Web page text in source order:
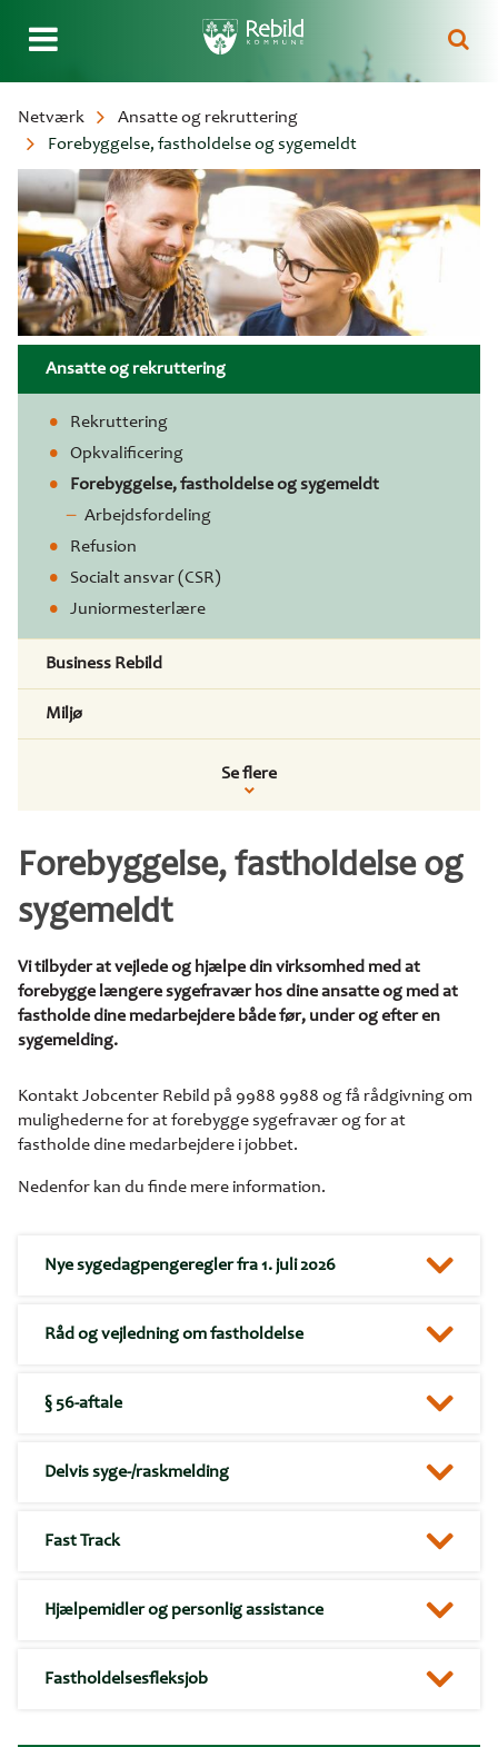
hovedindhold
Brødkrumme
Netværk
Ansatte og rekruttering
Forebyggelse, fastholdelse og sygemeldt
Business Rebild
Miljø
Ansatte og rekruttering
Rekruttering
Opkvalificering
Forebyggelse, fastholdelse og sygemeldt
Arbejdsfordeling
Refusion
Socialt ansvar (CSR)
Juniormesterlære
Se flere
Forebyggelse, fastholdelse og
sygemeldt
Vi tilbyder at vejlede og hjælpe din virksomhed med at
forebygge længere sygefravær hos dine ansatte og med at
fastholde dine medarbejdere både før, under og efter en
sygemelding.
Kontakt Jobcenter Rebild på 9988 9988 og få rådgivning om
mulighederne for at forebygge sygefravær og for at
fastholde dine medarbejdere i jobbet.
Nedenfor kan du finde mere information.
Nye sygedagpengeregler fra 1. juli 2026
Råd og vejledning om fastholdelse
§ 56-aftale
Delvis syge-/raskmelding
Fast Track
Hjælpemidler og personlig assistance
Fastholdelsesfleksjob